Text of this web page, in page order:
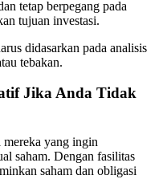
tetap berpegang pada
tujuan investasi.
didasarkan pada analisis
tebakan.
Jika Anda Tidak
yang ingin
saham. Dengan fasilitas
saham dan obligasi